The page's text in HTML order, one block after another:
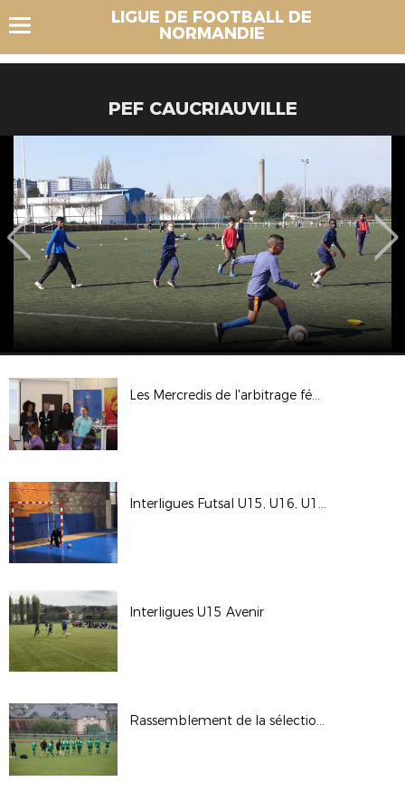
LIGUE DE FOOTBALL DE
NORMANDIE
PEF CAUCRIAUVILLE
Les Mercredis de l'arbitrage féminin
Interligues Futsal U15, U16, U17, U18
Interligues U15 Avenir
Rassemblement de la sélection seniors